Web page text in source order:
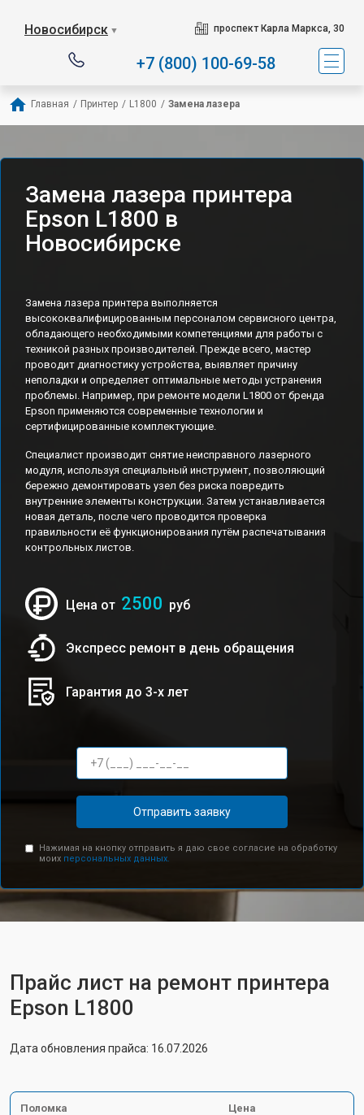
Новосибирск ▼ проспект Карла Маркса, 30
+7 (800) 100-69-58
Главная / Принтер / L1800 / Замена лазера
Замена лазера принтера
Epson L1800 в
Новосибирске
Замена лазера принтера выполняется
высококвалифицированным персоналом сервисного центра,
обладающего необходимыми компетенциями для работы с
техникой разных производителей. Прежде всего, мастер
проводит диагностику устройства, выявляет причину
неполадки и определяет оптимальные методы устранения
проблемы. Например, при ремонте модели L1800 от бренда
Epson применяются современные технологии и
сертифицированные комплектующие.
Специалист производит снятие неисправного лазерного
модуля, используя специальный инструмент, позволяющий
бережно демонтировать узел без риска повредить
внутренние элементы конструкции. Затем устанавливается
новая деталь, после чего проводится проверка
правильности её функционирования путём распечатывания
контрольных листов.
Цена от 2500 руб
Экспресс ремонт в день обращения
Гарантия до 3-х лет
Отправить заявку
Нажимая на кнопку отправить я даю свое согласие на обработку
моих персональных данных.
Прайс лист на ремонт принтера
Epson L1800
Дата обновления прайса: 16.07.2026
Поломка Цена